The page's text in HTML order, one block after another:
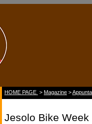
HOME PAGE > Magazine >
Jesolo Bike Week